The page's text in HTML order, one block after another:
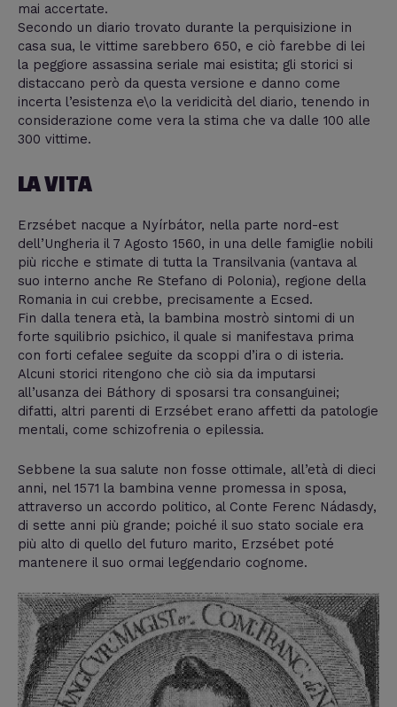
mai accertate.
Secondo un diario trovato durante la perquisizione in
casa sua, le vittime sarebbero 650, e ciò farebbe di lei
la peggiore assassina seriale mai esistita; gli storici si
distaccano però da questa versione e danno come
incerta l’esistenza e\o la veridicità del diario, tenendo in
considerazione come vera la stima che va dalle 100 alle
300 vittime.
LA VITA
Erzsébet nacque a Nyírbátor, nella parte nord-est
dell’Ungheria il 7 Agosto 1560, in una delle famiglie nobili
più ricche e stimate di tutta la Transilvania (vantava al
suo interno anche Re Stefano di Polonia), regione della
Romania in cui crebbe, precisamente a Ecsed.
Fin dalla tenera età, la bambina mostrò sintomi di un
forte squilibrio psichico, il quale si manifestava prima
con forti cefalee seguite da scoppi d’ira o di isteria.
Alcuni storici ritengono che ciò sia da imputarsi
all’usanza dei Báthory di sposarsi tra consanguinei;
difatti, altri parenti di Erzsébet erano affetti da patologie
mentali, come schizofrenia o epilessia.
Sebbene la sua salute non fosse ottimale, all’età di dieci
anni, nel 1571 la bambina venne promessa in sposa,
attraverso un accordo politico, al Conte Ferenc Nádasdy,
di sette anni più grande; poiché il suo stato sociale era
più alto di quello del futuro marito, Erzsébet poté
mantenere il suo ormai leggendario cognome.